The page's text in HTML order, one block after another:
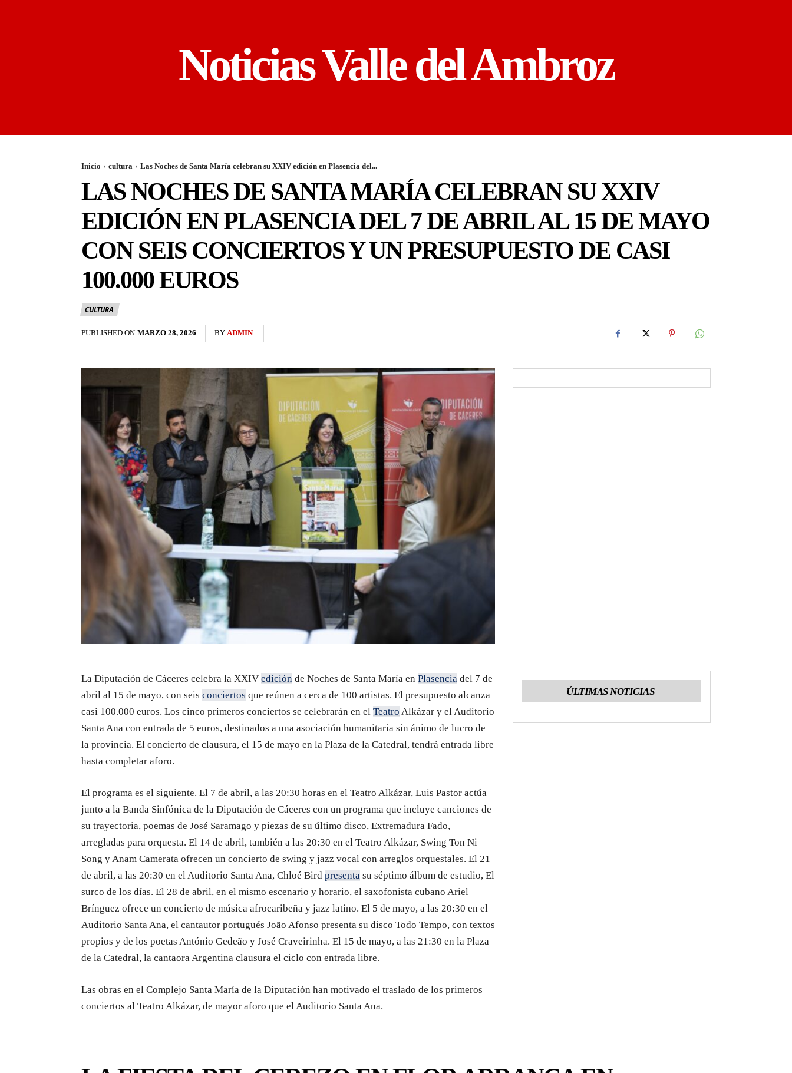
Noticias Valle del Ambroz
Inicio cultura Las Noches de Santa María celebran su XXIV edición en Plasencia del...
LAS NOCHES DE SANTA MARÍA CELEBRAN SU XXIV
EDICIÓN EN PLASENCIA DEL 7 DE ABRIL AL 15 DE MAYO
CON SEIS CONCIERTOS Y UN PRESUPUESTO DE CASI
100.000 EUROS
CULTURA
PUBLISHED ON MARZO 28, 2026 BY ADMIN
La Diputación de Cáceres celebra la XXIV edición de Noches de Santa María en Plasencia del 7 de
abril al 15 de mayo, con seis conciertos que reúnen a cerca de 100 artistas. El presupuesto alcanza
casi 100.000 euros. Los cinco primeros conciertos se celebrarán en el Teatro Alkázar y el Auditorio
Santa Ana con entrada de 5 euros, destinados a una asociación humanitaria sin ánimo de lucro de
la provincia. El concierto de clausura, el 15 de mayo en la Plaza de la Catedral, tendrá entrada libre
hasta completar aforo.
El programa es el siguiente. El 7 de abril, a las 20:30 horas en el Teatro Alkázar, Luis Pastor actúa
junto a la Banda Sinfónica de la Diputación de Cáceres con un programa que incluye canciones de
su trayectoria, poemas de José Saramago y piezas de su último disco, Extremadura Fado,
arregladas para orquesta. El 14 de abril, también a las 20:30 en el Teatro Alkázar, Swing Ton Ni
Song y Anam Camerata ofrecen un concierto de swing y jazz vocal con arreglos orquestales. El 21
de abril, a las 20:30 en el Auditorio Santa Ana, Chloé Bird presenta su séptimo álbum de estudio, El
surco de los días. El 28 de abril, en el mismo escenario y horario, el saxofonista cubano Ariel
Brínguez ofrece un concierto de música afrocaribeña y jazz latino. El 5 de mayo, a las 20:30 en el
Auditorio Santa Ana, el cantautor portugués João Afonso presenta su disco Todo Tempo, con textos
propios y de los poetas António Gedeão y José Craveirinha. El 15 de mayo, a las 21:30 en la Plaza
de la Catedral, la cantaora Argentina clausura el ciclo con entrada libre.
Las obras en el Complejo Santa María de la Diputación han motivado el traslado de los primeros
conciertos al Teatro Alkázar, de mayor aforo que el Auditorio Santa Ana.
ÚLTIMAS NOTICIAS